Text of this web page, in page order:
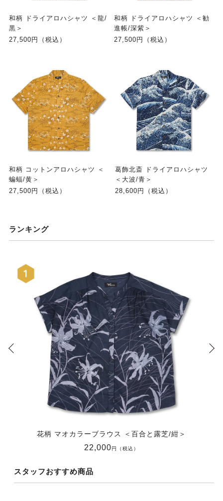
和柄 ドライアロハシャツ ＜龍/
黒＞
27,500円（税込）
和柄 ドライアロハシャツ ＜勧
進帳/深紫＞
27,500円（税込）
和柄 コットンアロハシャツ ＜
蝙蝠/黄＞
27,500円（税込）
葛飾北斎 ドライアロハシャツ
＜大波/青＞
28,600円（税込）
ランキング
花柄 マオカラーブラウス ＜百合と露芝/紺＞
22,000円（税込）
スタッフおすすめ商品